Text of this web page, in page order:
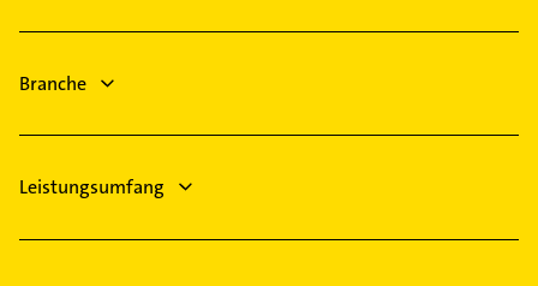
Immobilien
Immobilienmakler
Steuerberater
Branche
Leistungsumfang